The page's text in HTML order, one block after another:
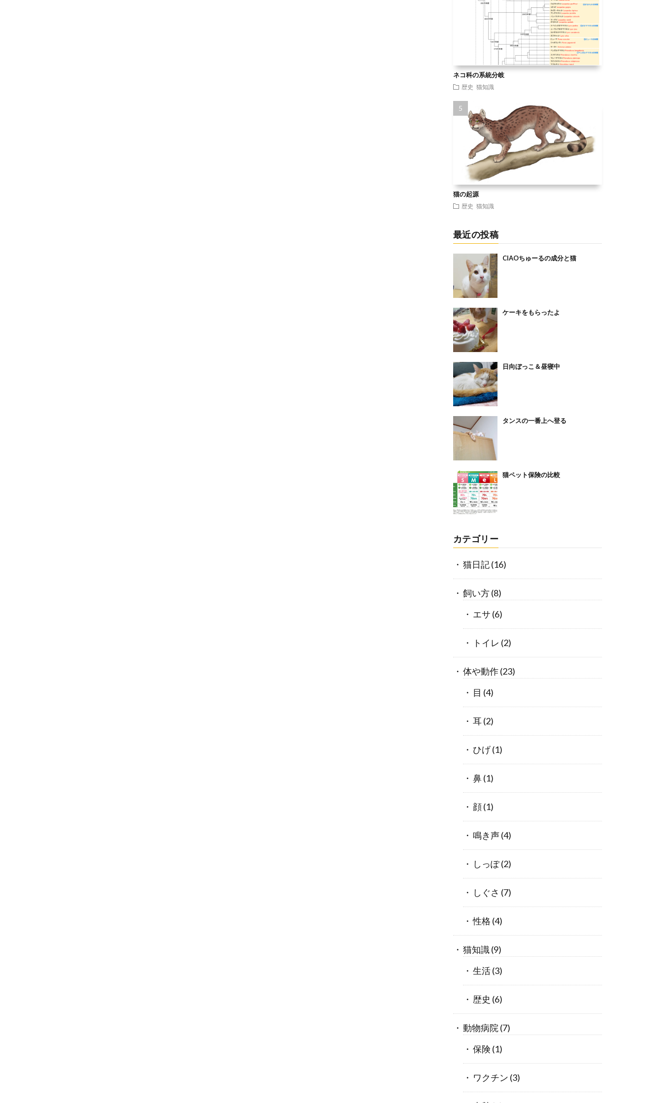
ネコ科の系統分岐
歴史 猫知識
猫の起源
歴史 猫知識
最近の投稿
CIAOちゅーるの成分と猫
ケーキをもらったよ
日向ぼっこ＆昼寝中
タンスの一番上へ登る
猫ペット保険の比較
カテゴリー
猫日記(16)
飼い方(8)
エサ (6)
トイレ (2)
体や動作(23)
目 (4)
耳(2)
ひげ(1)
鼻(1)
顔(1)
鳴き声(4)
しっぽ(2)
しぐさ (7)
性格 (4)
猫知識(9)
生活(3)
歴史 (6)
動物病院(7)
保険 (1)
ワクチン (3)